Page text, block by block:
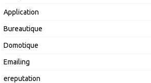
Application
Bureautique
Domotique
Emailing
ereputation